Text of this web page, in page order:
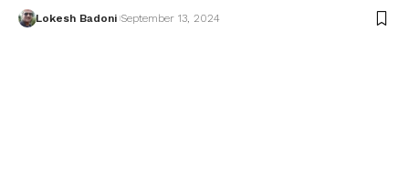
Lokesh Badoni September 13, 2024